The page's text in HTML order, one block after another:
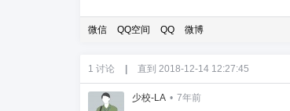
微信 QQ空间 QQ 微博
1 讨论 | 直到 2018-12-14 12:27:45
少校-LA • 7年前